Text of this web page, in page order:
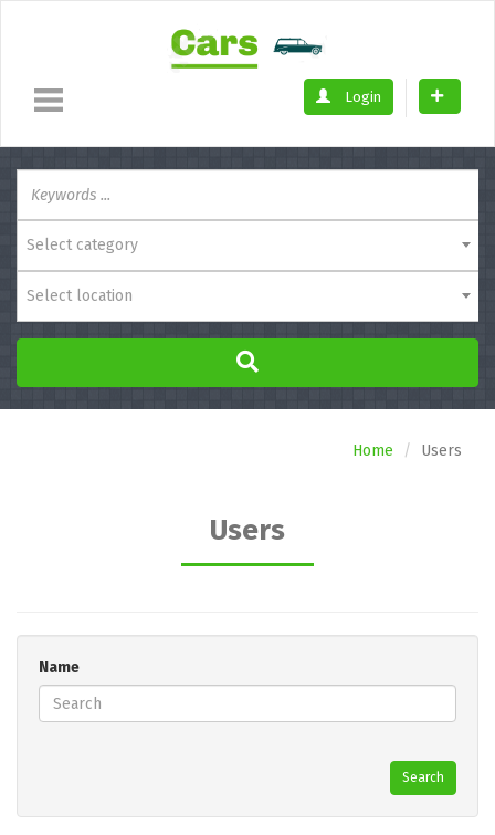
Login
Select category
Select location
Home Users
Users
Name
Search